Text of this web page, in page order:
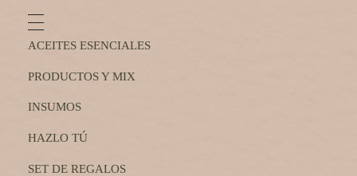
ACEITES ESENCIALES
PRODUCTOS Y MIX
INSUMOS
HAZLO TÚ
SET DE REGALOS